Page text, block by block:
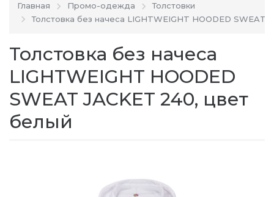
Главная Промо-одежда
Толстовки
Толстовка без начеса LIGHTWEIGHT HOODED SWEAT
Толстовка без начеса
LIGHTWEIGHT HOODED
SWEAT JACKET 240, цвет
белый